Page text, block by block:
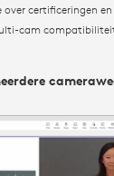
certificeringen
cam